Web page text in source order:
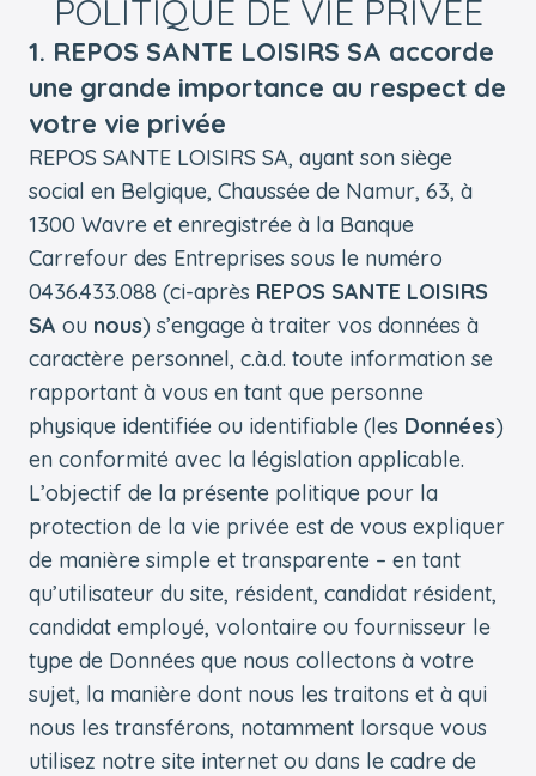
POLITIQUE DE VIE PRIVÉE
1. REPOS SANTE LOISIRS SA accorde
une grande importance au respect de
votre vie privée
REPOS SANTE LOISIRS SA, ayant son siège
social en Belgique, Chaussée de Namur, 63, à
1300 Wavre et enregistrée à la Banque
Carrefour des Entreprises sous le numéro
0436.433.088 (ci-après REPOS SANTE LOISIRS
SA ou nous) s’engage à traiter vos données à
caractère personnel, c.à.d. toute information se
rapportant à vous en tant que personne
physique identifiée ou identifiable (les Données)
en conformité avec la législation applicable.
L’objectif de la présente politique pour la
protection de la vie privée est de vous expliquer
de manière simple et transparente – en tant
qu’utilisateur du site, résident, candidat résident,
candidat employé, volontaire ou fournisseur le
type de Données que nous collectons à votre
sujet, la manière dont nous les traitons et à qui
nous les transférons, notamment lorsque vous
utilisez notre site internet ou dans le cadre de